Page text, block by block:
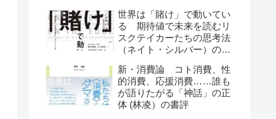
世界は「賭け」で動いてい
る 期待値で未来を読むリ
スクテイカーたちの思考法
（ネイト・シルバー）の書
新・消費論 コト消費、性
的消費、応援消費……誰も
が語りたがる「神話」の正
体 (林凌）の書評